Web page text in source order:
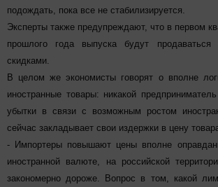
подождать, пока все не стабилизируется.
Эксперты также предупреждают, что в первом
прошлого года выпуска будут
скидками.
В целом же экономисты говорят о вполне
иностранные товары: никакой
убытки в связи с возможным ростом
сейчас закладывает свои издержки в цену
- Импортеры повышают цены вполне
иностранной валюте, на российской
закономерно дороже. Вопрос в том, какой